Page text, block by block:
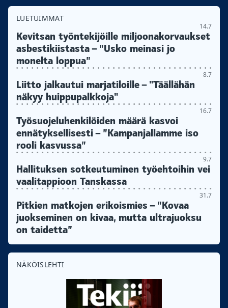
LUETUIMMAT
14.7
Kevitsan työntekijöille miljoonakorvaukset
asbestikiistasta – ”Usko meinasi jo
monelta loppua”
8.7
Liitto jalkautui marjatiloille – "Täällähän
näkyy huippupalkkoja"
16.7
Työsuojeluhenkilöiden määrä kasvoi
ennätyksellisesti – ”Kampanjallamme iso
rooli kasvussa”
9.7
Hallituksen sotkeutuminen työehtoihin vei
vaalitappioon Tanskassa
31.7
Pitkien matkojen erikoismies – ”Kovaa
juokseminen on kivaa, mutta ultrajuoksu
on taidetta”
NÄKÖISLEHTI